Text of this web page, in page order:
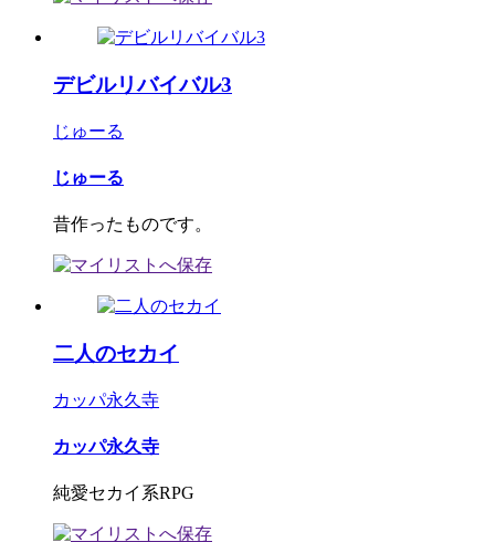
デビルリバイバル3
じゅーる
じゅーる
昔作ったものです。
二人のセカイ
カッパ永久寺
カッパ永久寺
純愛セカイ系RPG